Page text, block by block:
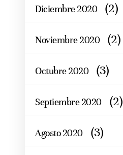
Diciembre 2020 (2)
Noviembre 2020 (2)
Octubre 2020 (3)
Septiembre 2020 (2)
Agosto 2020 (3)